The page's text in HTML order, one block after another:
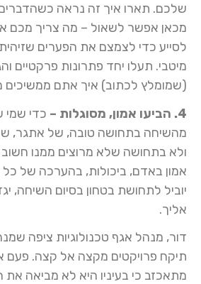
שלכם. תארו איך זה נראה כשהדברים
מכאן אפשר לשאול – מה צריך מכם
לסייע כדי לצמצם את הפערים
מיטבי. תעלו יחד פתרונות פרקטיים
(שמומלץ לכתוב) איך אתם ממשיכים
4. הביעו אמון, מסוגלות –
כדי שמי
מהשיחה בתחושה טובה, של אתגר,
ולא בתחושה שלא מרוצים ממנו
אמון באדם, ביכולות, בהערכה של
יוביל לתחושת בטחון בסיום השיחה,
אליך.
דור, מנהל אגף טכנולוגיות ציפה
תיקח פרויקטים מקצה אל קצה. פעם
מתאכזב כי בעיניו היא לא מביאה את